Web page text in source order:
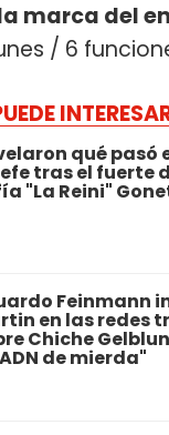
marca del
/ 6
qué pasó
tras el fuerte
"La Reini"
Feinmann
en las redes
Chiche
de mierda"